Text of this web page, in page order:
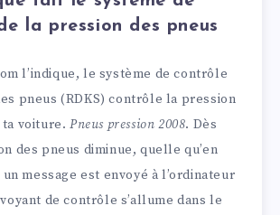
la pression des pneus
l’indique, le système de contrôle
pneus (RDKS) contrôle la pression
ta voiture.Pneus pression 2008. Dès
des pneus diminue, quelle qu’en
message est envoyé à l’ordinateur
de contrôle s’allume dans le